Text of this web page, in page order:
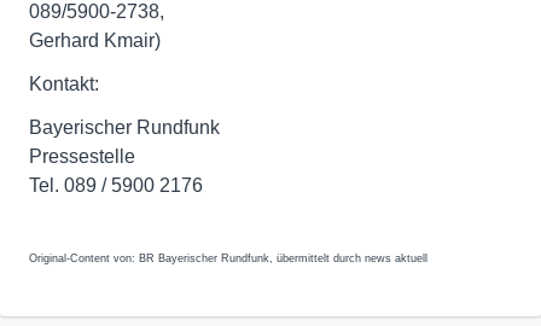
089/5900-2738,
Gerhard Kmair)
Kontakt:
Bayerischer Rundfunk
Pressestelle
Tel. 089 / 5900 2176
Original-Content von: BR Bayerischer Rundfunk, übermittelt durch news aktuell